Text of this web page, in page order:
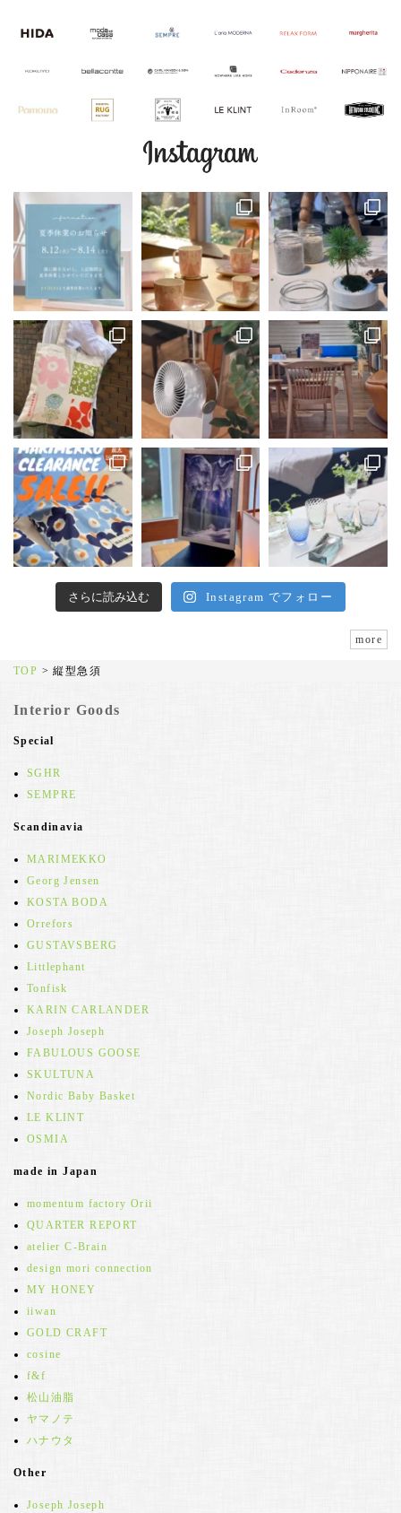
さらに読み込む Instagram でフォロー
more
TOP >縦型急須
Interior Goods
Special
SGHR
SEMPRE
Scandinavia
MARIMEKKO
Georg Jensen
KOSTA BODA
Orrefors
GUSTAVSBERG
Littlephant
Tonfisk
KARIN CARLANDER
Joseph Joseph
FABULOUS GOOSE
SKULTUNA
Nordic Baby Basket
LE KLINT
OSMIA
made in Japan
momentum factory Orii
QUARTER REPORT
atelier C-Brain
design mori connection
MY HONEY
iiwan
GOLD CRAFT
cosine
f&f
松山油脂
ヤマノテ
ハナウタ
Other
Joseph Joseph